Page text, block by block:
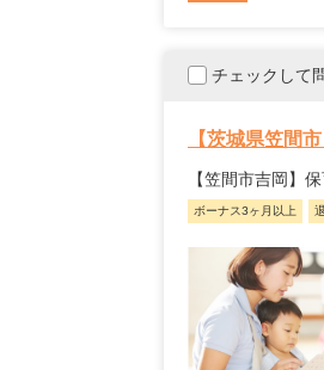
チェックして
【茨城県笠間
【笠間市吉岡】
ボーナス3ヶ月以上